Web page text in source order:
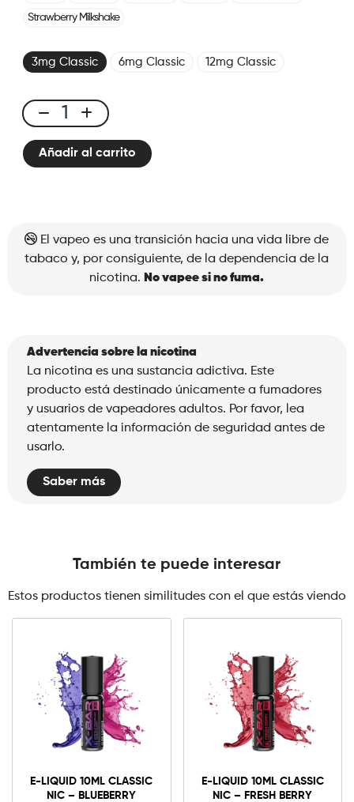
Strawberry Milkshake
3mg Classic 6mg Classic 12mg Classic
E-
liquid
10ml
Icy
Peach
Añadir al carrito
El vapeo es una transición hacia una vida libre de
tabaco y, por consiguiente, de la dependencia de la
nicotina. No vapee si no fuma.
Advertencia sobre la nicotina
La nicotina es una sustancia adictiva. Este
producto está destinado únicamente a fumadores
y usuarios de vapeadores adultos. Por favor, lea
atentamente la información de seguridad antes de
usarlo.
Saber más
También te puede interesar
Estos productos tienen similitudes con el que estás viendo
E-LIQUID 10ML CLASSIC
NIC – BLUEBERRY
E-LIQUID 10ML CLASSIC
NIC – FRESH BERRY